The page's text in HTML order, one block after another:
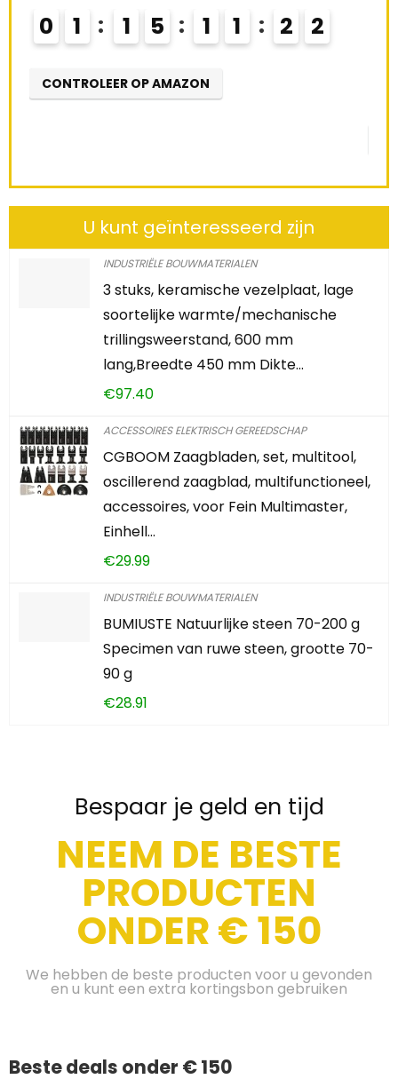
Schiet op! Aanbieding loopt binnenkort af
0 2 1 5
U kunt geïnteresseerd zijn
INDUSTRIËLE BOUWMATERIALEN
3 stuks, keramische vezelplaat, lage
soortelijke warmte/mechanische
trillingsweerstand, 600 mm
lang,Breedte 450 mm Dikte…
€97.40
ACCESSOIRES ELEKTRISCH GEREEDSCHAP
CGBOOM Zaagbladen, set, multitool,
oscillerend zaagblad, multifunctioneel,
accessoires, voor Fein Multimaster,
Einhell…
€29.99
INDUSTRIËLE BOUWMATERIALEN
BUMIUSTE Natuurlijke steen 70-200 g
Specimen van ruwe steen, grootte 70-
90 g
€28.91
Bespaar je geld en tijd
NEEM DE BESTE
PRODUCTEN
ONDER € 150
We hebben de beste producten voor u gevonden
en u kunt een extra kortingsbon gebruiken
Beste deals onder € 150